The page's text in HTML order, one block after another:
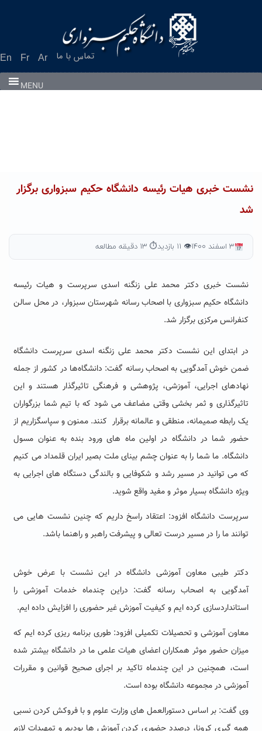
En Fr Ar تماس با ما
MENU
نشست خبری هیات رئیسه دانشگاه حکیم سبزواری برگزار
شد
۳ اسفند ۱۴۰۰ 👁 ۱۱ بازدید ⏱ ۱۳ دقیقه مطالعه
نشست خبری دکتر محمد علی زنگنه اسدی سرپرست و هیات رئیسه
دانشگاه حکیم سبزواری با اصحاب رسانه شهرستان سبزوار، در محل سالن
کنفرانس مرکزی برگزار شد.
در ابتدای این نشست دکتر محمد علی زنگنه اسدی سرپرست دانشگاه
ضمن خوش آمدگویی به اصحاب رسانه گفت: دانشگاه‌ها در کشور از جمله
نهادهای اجرایی، آموزشی، پژوهشی و فرهنگی تاثیرگذار هستند و این
تاثیرگذاری و ثمر بخشی وقتی مضاعف می شود که با تیم شما بزرگواران
یک رابطه صمیمانه، منطقی و عالمانه برقرار کنند. ممنون و سپاسگزاریم از
حضور شما در دانشگاه در اولین ماه های ورود بنده به عنوان مسول
دانشگاه. ما شما را به عنوان چشم بینای ملت بصیر ایران قلمداد می کنیم
که می توانید در مسیر رشد و شکوفایی و بالندگی دستگاه های اجرایی به
ویژه دانشگاه بسیار موثر و مفید واقع شوید.
سرپرست دانشگاه افزود: اعتقاد راسخ داریم که چنین نشست هایی می
توانند ما را در مسیر درست تعالی و پیشرفت راهبر و راهنما باشد.
دکتر طیبی معاون آموزشی دانشگاه در این نشست با عرض خوش
آمدگویی به اصحاب رسانه گفت: دراین چندماه خدمات آموزشی را
استانداردسازی کرده ایم و کیفیت آموزش غیر حضوری را افزایش داده ایم.
معاون آموزشی و تحصیلات تکمیلی افزود: طوری برنامه ریزی کرده ایم که
میزان حضور موثر همکاران اعضای هیات علمی ما در دانشگاه بیشتر شده
است، همچنین در این چندماه تاکید بر اجرای صحیح قوانین و مقررات
آموزشی در مجموعه دانشگاه بوده است.
وی گفت: بر اساس دستورالعمل های وزارت علوم و با فروکش کردن نسبی